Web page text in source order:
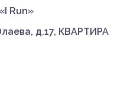
Run»
д.17, КВАРТИРА